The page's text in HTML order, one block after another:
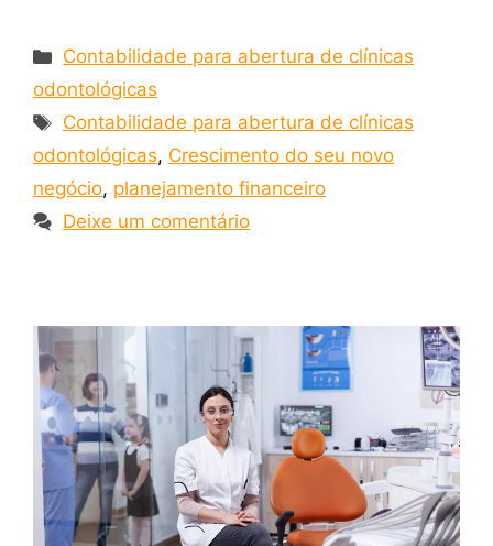
Contabilidade para abertura de clínicas
odontológicas
Contabilidade para abertura de clínicas
odontológicas, Crescimento do seu novo
negócio, planejamento financeiro
Deixe um comentário